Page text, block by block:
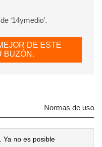
‘14ymedio’.
DE ESTE
BUZÓN.
Normas de uso
Ya no es posible